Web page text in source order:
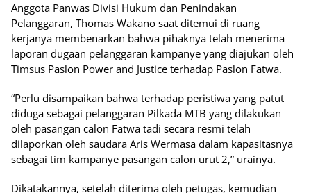
Anggota Panwas Divisi Hukum dan Penindakan
Pelanggaran, Thomas Wakano saat ditemui di ruang
kerjanya membenarkan bahwa pihaknya telah menerima
laporan dugaan pelanggaran kampanye yang diajukan oleh
Timsus Paslon Power and Justice terhadap Paslon Fatwa.
“Perlu disampaikan bahwa terhadap peristiwa yang patut
diduga sebagai pelanggaran Pilkada MTB yang dilakukan
oleh pasangan calon Fatwa tadi secara resmi telah
dilaporkan oleh saudara Aris Wermasa dalam kapasitasnya
sebagai tim kampanye pasangan calon urut 2,” urainya.
Dikatakannya, setelah diterima oleh petugas, kemudian